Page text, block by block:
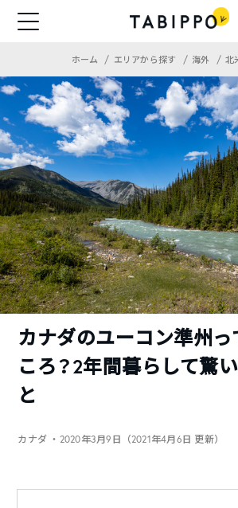
ホーム エリアから探す 海外 北
カナダのユーコン準州っ
ころ？2年間暮らして驚
と
カナダ ・2020年3月9日（2021年4月6日 更新）